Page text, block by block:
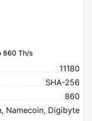
860 Th/s
11180
SHA-256
860
Namecoin, Digibyte